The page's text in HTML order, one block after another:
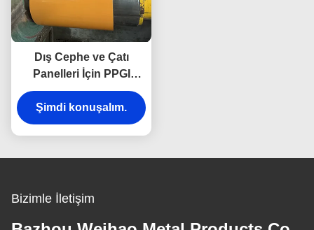
Dış Cephe ve Çatı
Panelleri İçin PPGI
Renkli Baskılı Galvanizli
Çelik Rulo
Şimdi konuşalım.
Bizimle İletişim